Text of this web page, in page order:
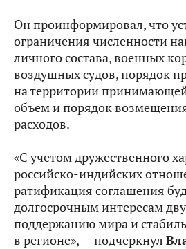
Он проинформировал, что
ограничения численности
личного состава, военных
воздушных судов, порядок
на территории
объем и порядок
расходов.
«С учетом дружественного
российско-индийских
ратификация соглашения
долгосрочным интересам
поддержанию мира и
в регионе», — подчеркнул